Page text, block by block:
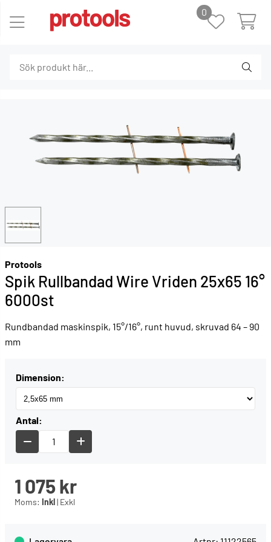
0
Protools
Spik Rullbandad Wire Vriden 25x65 16°
6000st
Rundbandad maskinspik, 15°/16°, runt huvud, skruvad 64 – 90
mm
Dimension:
Antal:
1 075kr
Moms: Inkl| Exkl